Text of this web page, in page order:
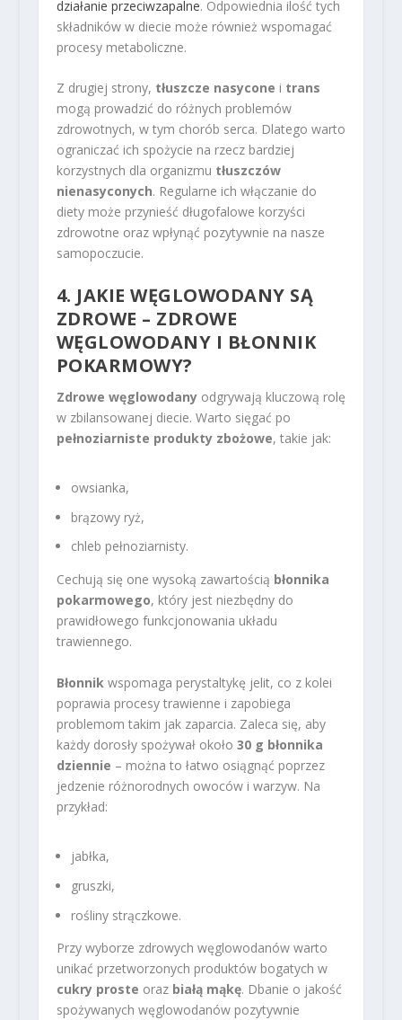
działanie przeciwzapalne. Odpowiednia ilość tych
składników w diecie może również wspomagać
procesy metaboliczne.
Z drugiej strony, tłuszcze nasycone i trans
mogą prowadzić do różnych problemów
zdrowotnych, w tym chorób serca. Dlatego warto
ograniczać ich spożycie na rzecz bardziej
korzystnych dla organizmu tłuszczów
nienasyconych. Regularne ich włączanie do
diety może przynieść długofalowe korzyści
zdrowotne oraz wpłynąć pozytywnie na nasze
samopoczucie.
4. JAKIE WĘGLOWODANY SĄ
ZDROWE – ZDROWE
WĘGLOWODANY I BŁONNIK
POKARMOWY?
Zdrowe węglowodanyodgrywają kluczową rolę
w zbilansowanej diecie. Warto sięgać po
pełnoziarniste produkty zbożowe, takie jak:
owsianka,
brązowy ryż,
chleb pełnoziarnisty.
Cechują się one wysoką zawartością błonnika
pokarmowego, który jest niezbędny do
prawidłowego funkcjonowania układu
trawiennego.
Błonnik wspomaga perystaltykę jelit, co z kolei
poprawia procesy trawienne i zapobiega
problemom takim jak zaparcia. Zaleca się, aby
każdy dorosły spożywał około 30 g błonnika
dziennie – można to łatwo osiągnąć poprzez
jedzenie różnorodnych owoców i warzyw. Na
przykład:
jabłka,
gruszki,
rośliny strączkowe.
Przy wyborze zdrowych węglowodanów warto
unikać przetworzonych produktów bogatych w
cukry proste oraz białą mąkę. Dbanie o jakość
spożywanych węglowodanów pozytywnie